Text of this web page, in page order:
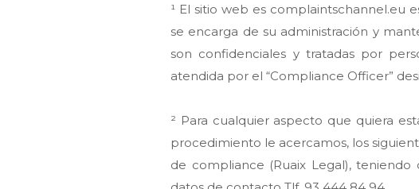
¹ El sitio web es complaintschannel.eu
se encarga de su administración y
son confidenciales y tratadas por
atendida por el “Compliance Officer”
² Para cualquier aspecto que quiera
procedimiento le acercamos, los
de compliance (Ruaix Legal), teniendo